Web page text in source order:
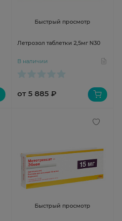
Быстрый просмотр
Летрозол таблетки 2,5мг N30
В наличии
от 5 885 ₽
Быстрый просмотр